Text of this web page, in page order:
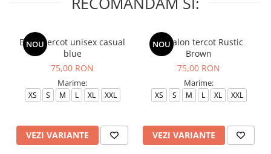
NOU
Bluza tercot unisex casual
blue
75,00 RON
Marime:
XS S M L XL XXL
VEZI VARIANTE
NOU
Pantalon tercot Rustic
Brown
75,00 RON
Marime:
XS S M L XL XXL
VEZI VARIANTE